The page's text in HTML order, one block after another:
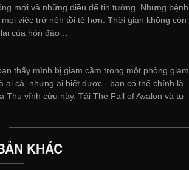
mới và những điều để tin tưởng. Nhưng bệnh
việc trở nên tồi tệ hơn. Thời gian không còn
của hòn đảo…
thấy mình bị giam cầm trong một phòng giam
ai cả, nhưng ai biết được - bạn có thể chính là
Thu vĩnh cửu này. Tải The Fall of Avalon và tự
KHÁC